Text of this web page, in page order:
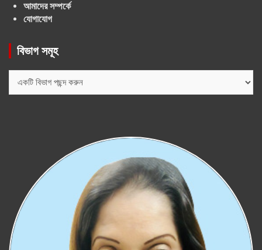
আমাদের সম্পর্কে
যোগাযোগ
বিভাগ সমূহ